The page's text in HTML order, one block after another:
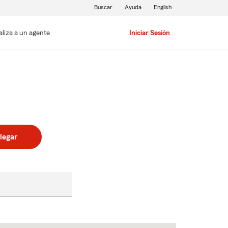
a un agente Iniciar Sesión
Buscar Ayuda English